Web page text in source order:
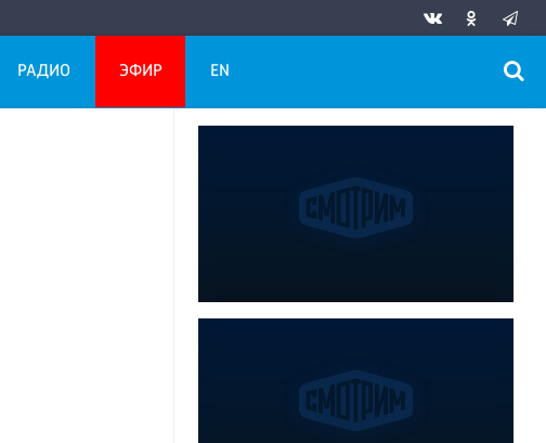
РАДИО ЭФИР EN